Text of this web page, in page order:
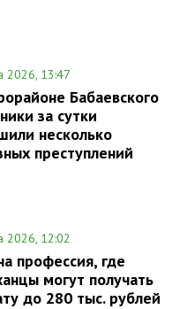
2026, 13:47
Бабаевского
за сутки
несколько
преступлений
2026, 12:02
профессия, где
могут получать
до 280 тыс. рублей